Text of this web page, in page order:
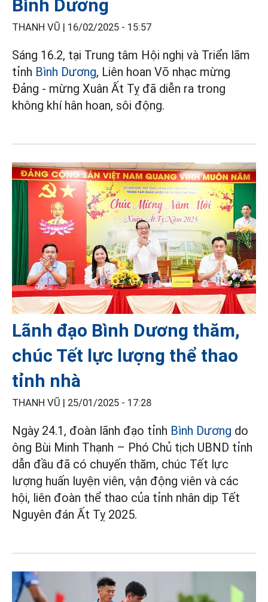
Bình Dương
THANH VŨ | 16/02/2025 - 15:57
Sáng 16.2, tại Trung tâm Hội nghị và Triển lãm
tỉnh Bình Dương, Liên hoan Võ nhạc mừng
Đảng - mừng Xuân Ất Tỵ đã diễn ra trong
không khí hân hoan, sôi động.
Lãnh đạo Bình Dương thăm,
chúc Tết lực lượng thể thao
tỉnh nhà
THANH VŨ | 25/01/2025 - 17:28
Ngày 24.1, đoàn lãnh đạo tỉnh Bình Dương do
ông Bùi Minh Thạnh – Phó Chủ tịch UBND tỉnh
dẫn đầu đã có chuyến thăm, chúc Tết lực
lượng huấn luyện viên, vận động viên và các
hội, liên đoàn thể thao của tỉnh nhân dịp Tết
Nguyên đán Ất Tỵ 2025.